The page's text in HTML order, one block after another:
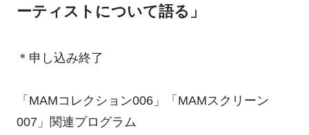
ーティストについて語る」
＊申し込み終了
「MAMコレクション006」「MAMスクリーン
007」関連プログラム